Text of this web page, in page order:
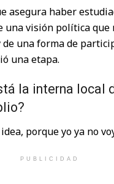
asegura haber
una visión política que
de una forma de
una etapa.
la interna local
porque yo ya no
PUBLICIDAD